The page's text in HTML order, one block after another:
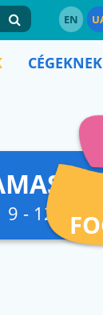
EN
CÉGEKNEK
9 - 12.